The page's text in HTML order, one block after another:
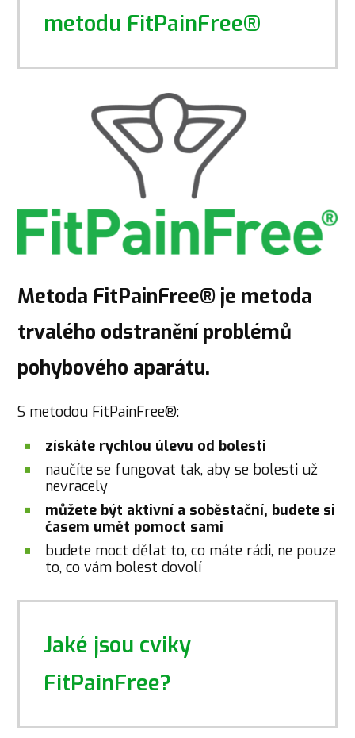
metodu FitPainFree®
Metoda FitPainFree® je metoda
trvalého odstranění problémů
pohybového aparátu.
S metodou FitPainFree®:
získáte rychlou úlevu od bolesti
naučíte se fungovat tak, aby se bolesti už
nevracely
můžete být aktivní a soběstační, budete si
časem umět pomoct sami
budete moct dělat to, co máte rádi, ne pouze
to, co vám bolest dovolí
Jaké jsou cviky
FitPainFree?